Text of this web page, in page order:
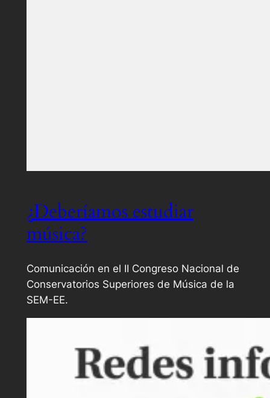
¿Deberíamos estudiar
música?
Comunicación en el II Congreso Nacional de
Conservatorios Superiores de Música de la
SEM-EE.